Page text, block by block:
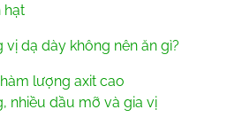
hạt
vị dạ dày không nên ăn gì?
lượng axit cao
nhiều dầu mỡ và gia vị